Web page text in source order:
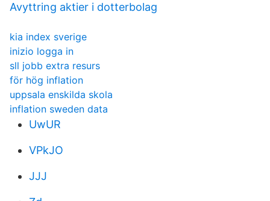
Avyttring aktier i dotterbolag
kia index sverige
inizio logga in
sll jobb extra resurs
för hög inflation
uppsala enskilda skola
inflation sweden data
UwUR
VPkJO
JJJ